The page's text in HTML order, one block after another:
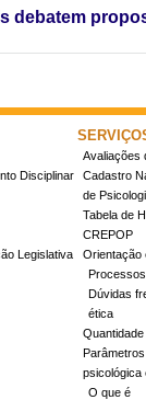
debatem
Disciplinar
Legislativa
Avaliações
Cadastro
de
Tabela de
CREPOP
Orientação
Dúvidas
ética
psicológica
O que é